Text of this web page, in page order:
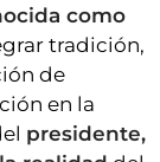
como
tradición,
de
en la
presidente,